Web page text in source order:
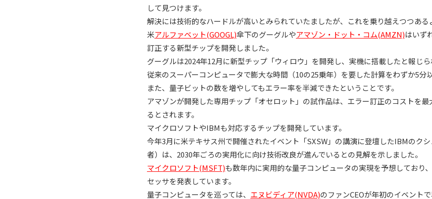
して見つけます。
解決には技術的なハードルが高いとみられていたましたが、これを乗り越えつつある
米アルファベット(GOOGL)傘下のグーグルやアマゾン・ドット・コム(AMZN)はいず
訂正する新型チップを開発しました。
グーグルは2024年12月に新型チップ「ウィロウ」を開発し、実機に搭載したと報じら
従来のスーパーコンピュータで膨大な時間（10の25乗年）を要した計算をわずか5分
また、量子ビットの数を増やしてもエラー率を半減できたということです。
アマゾンが開発した専用チップ「オセロット」の試作品は、エラー訂正のコストを
るとされます。
マイクロソフトやIBMも対応するチップを開発しています。
今年3月に米テキサス州で開催されたイベント「SXSW」の講演に登壇したIBMのク
者）は、2030年ごろの実用化に向け技術改良が進んでいるとの見解を示しました。
マイクロソフト(MSFT)も数年内に実用的な量子コンピュータの実現を予想しており
セッサを発表しています。
量子コンピュータを巡っては、 エヌビディア(NVDA)のファンCEOが年初のイベント